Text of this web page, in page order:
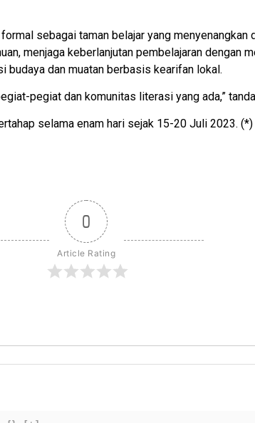
sebagai taman belajar yang menyenangkan
menjaga keberlanjutan pembelajaran dengan
dan muatan berbasis kearifan lokal.
pegiat dan komunitas literasi yang ada,”
selama enam hari sejak 15-20 Juli 2023. (*)
0
Article Rating